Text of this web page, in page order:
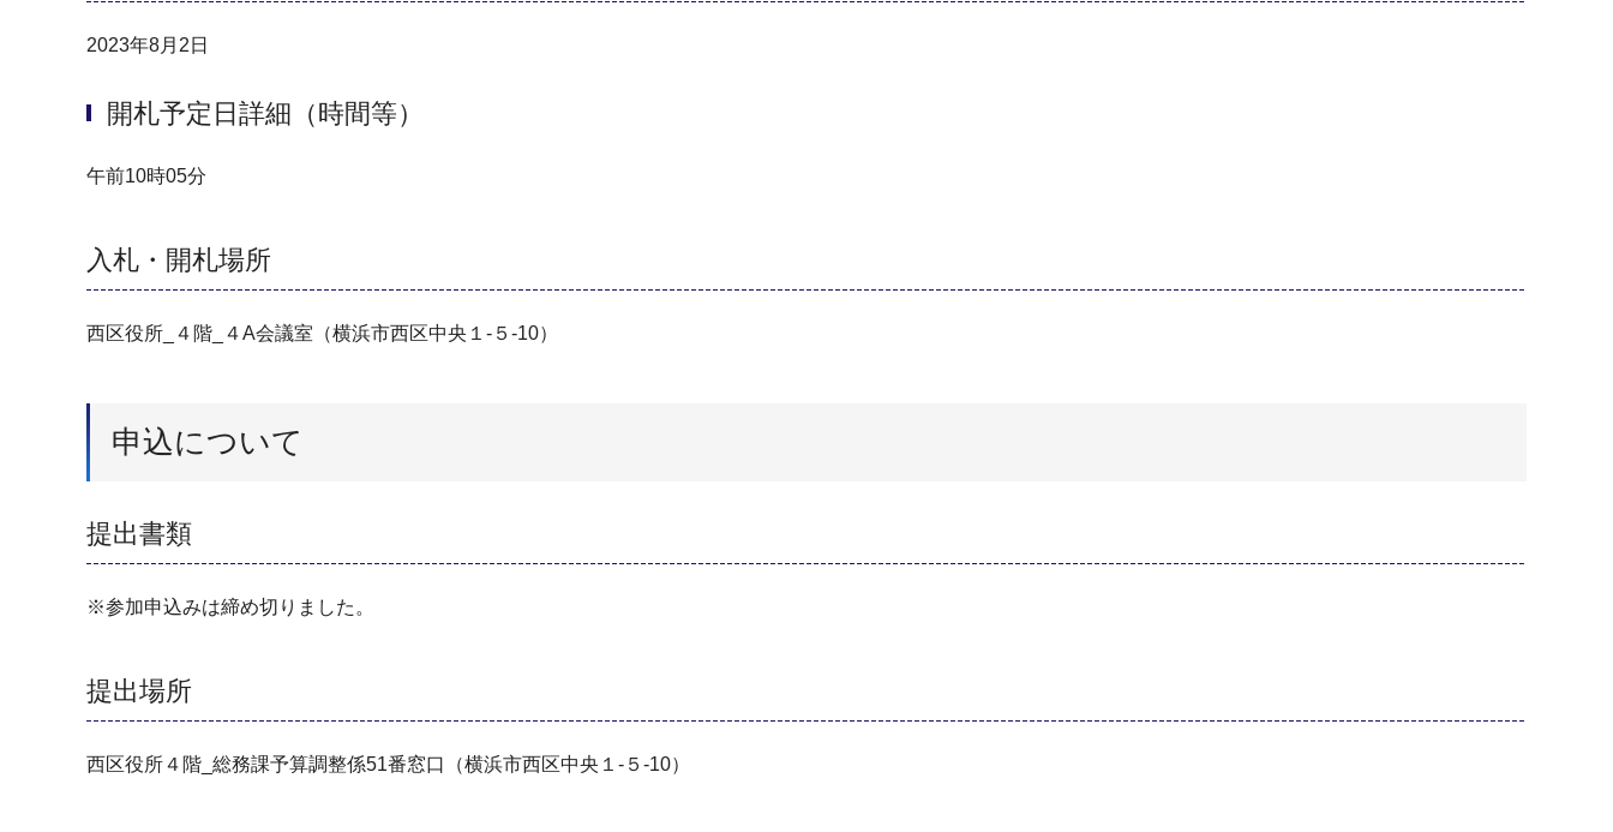
2023年8月2日
開札予定日詳細（時間等）
午前10時05分
入札・開札場所
西区役所_４階_４A会議室（横浜市西区中央１-５-10）
申込について
提出書類
※参加申込みは締め切りました。
提出場所
西区役所４階_総務課予算調整係51番窓口（横浜市西区中央１-５-10）